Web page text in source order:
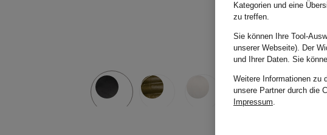
Kategorien und eine
zu treffen.
Sie können Ihre Tool-
unserer Webseite). Der
und Ihrer Daten. Sie
Weitere Informationen zu
unsere Partner durch die
Impressum.